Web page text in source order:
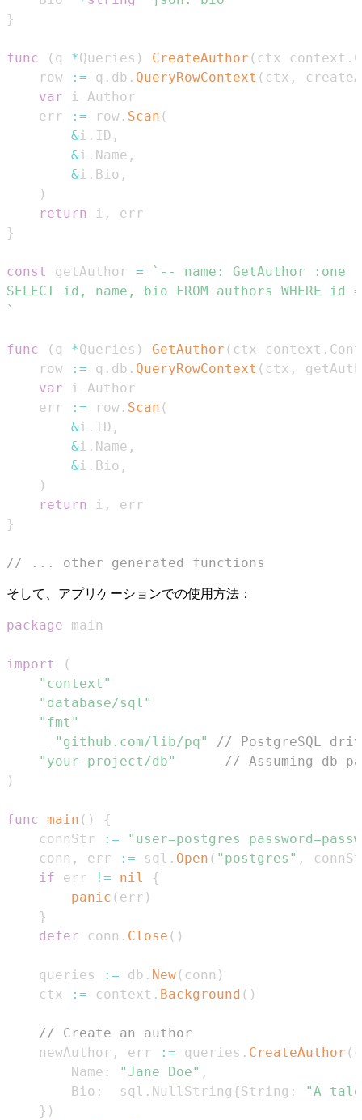
}
func ( q *Queries ) CreateAuthor ( ctx context .
	row
:= q . db . QueryRowContext ( ctx ,
var
	err
:= row . Scan (
&i . ID ,
&i . Name ,
&i . Bio ,
)
return
i ,
}
const getAuthor =
`
func ( q *Queries ) GetAuthor ( ctx context .
	row
:= q . db . QueryRowContext ( ctx ,
var
	err
:= row . Scan (
&i . ID ,
&i . Name ,
&i . Bio ,
)
return
i ,
}
// ... other generated functions
そして、アプリケーションでの使用方法：
package
import
(
"context"
"database/sql"
"fmt"
"github.com/lib/pq"
// PostgreSQL
"your-project/db"
// Assuming db
)
func main ( )
{
	connStr
:=
"user=postgres
	conn
, err := sql . Open ( "postgres" ,
if err != nil
{
panic ( err )
}
defer conn . Close ( )
	queries
:= db . New( conn )
	ctx
:= context . Background ( )
// Create an author
	newAuthor
, err := queries . CreateAuthor (
		Name
: "Jane Doe" ,
		Bio
:
  sql
. NullString {String :
"A
} )